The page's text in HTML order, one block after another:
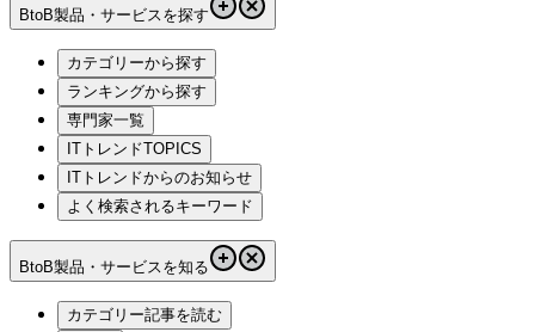
BtoB製品・サービスを探す
カテゴリーから探す
ランキングから探す
専門家一覧
ITトレンドTOPICS
ITトレンドからのお知らせ
よく検索されるキーワード
BtoB製品・サービスを知る
カテゴリー記事を読む